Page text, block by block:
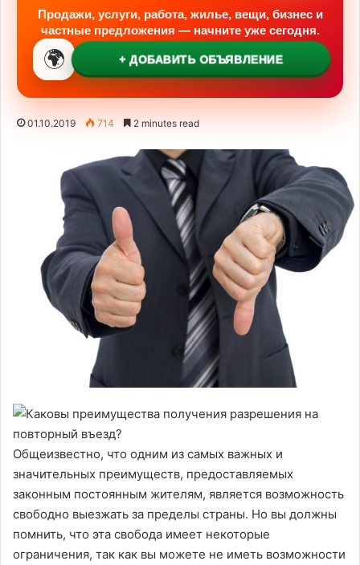
Продажи, услуги, работа, жилье, вещи, бизнес и
частные предложения — начните уже сегодня.
🌍 + ДОБАВИТЬ ОБЪЯВЛЕНИЕ
01.10.2019 714 2 minutes read
Общеизвестно, что одним из самых важных и
значительных преимуществ, предоставляемых
законным постоянным жителям, является возможность
свободно выезжать за пределы страны. Но вы должны
помнить, что эта свобода имеет некоторые
ограничения, так как вы можете не иметь возможности